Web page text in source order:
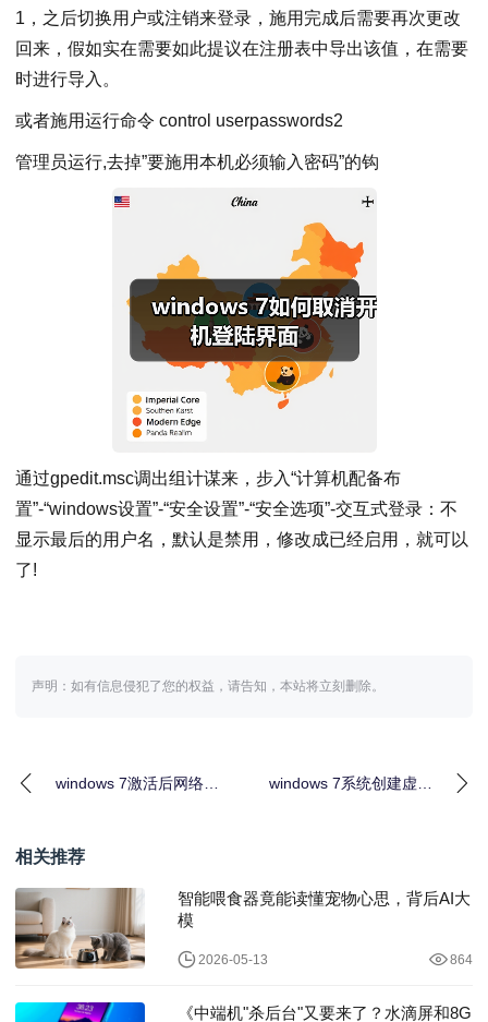
1，之后切换用户或注销来登录，施用完成后需要再次更改
回来，假如实在需要如此提议在注册表中导出该值，在需要
时进行导入。
或者施用运行命令 control userpasswords2
管理员运行,去掉”要施用本机必须输入密码”的钩
通过gpedit.msc调出组计谋来，步入“计算机配备布
置”-“windows设置”-“安全设置”-“安全选项”-交互式登录：不
显示最后的用户名，默认是禁用，修改成已经启用，就可以
了!
声明：如有信息侵犯了您的权益，请告知，本站将立刻删除。
windows 7激活后网络服
windows 7系统创建虚拟
相关推荐
智能喂食器竟能读懂宠物心思，背后AI大
模
2026-05-13 864
《中端机"杀后台"又要来了？水滴屏和8G